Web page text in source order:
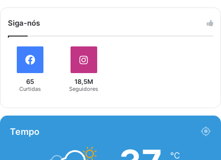
Siga-nós
65
Curtidas
18,5M
Seguidores
Tempo
℃